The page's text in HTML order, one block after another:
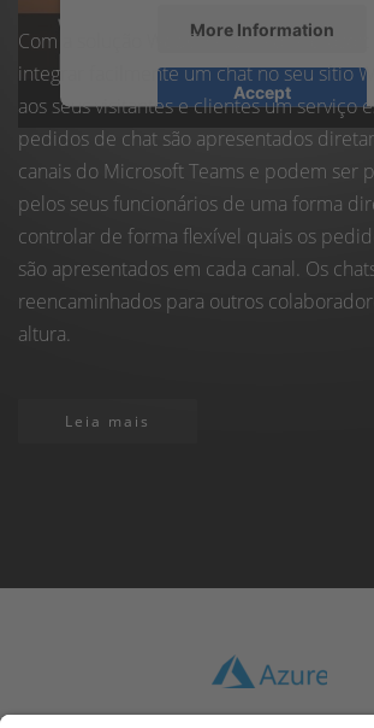
More Information
Accept
powered byUsercentrics
Management Platform
Com a solução WebChat para o
integrar facilmente um chat no seu sítio
aos seus visitantes e clientes um serviço
pedidos de chat são apresentados
canais do Microsoft Teams e podem ser
pelos seus funcionários de uma forma
controlar de forma flexível quais os
são apresentados em cada canal. Os
reencaminhados para outros
altura.
Leia mais